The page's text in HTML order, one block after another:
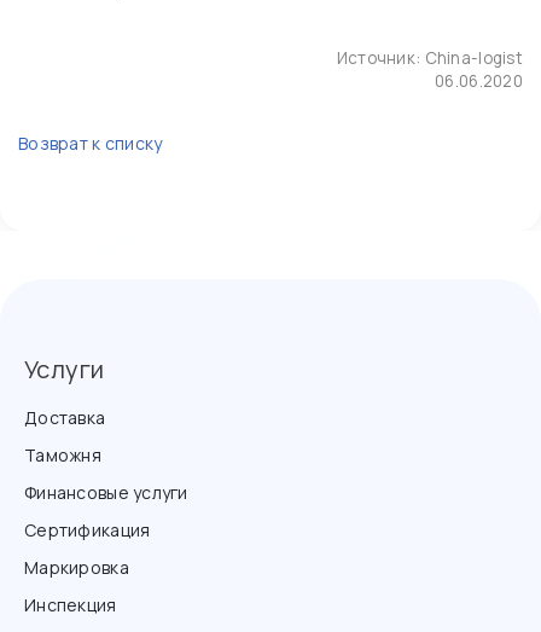
Источник: China-logist
06.06.2020
Возврат к списку
Услуги
Доставка
Таможня
Финансовые услуги
Сертификация
Маркировка
Инспекция